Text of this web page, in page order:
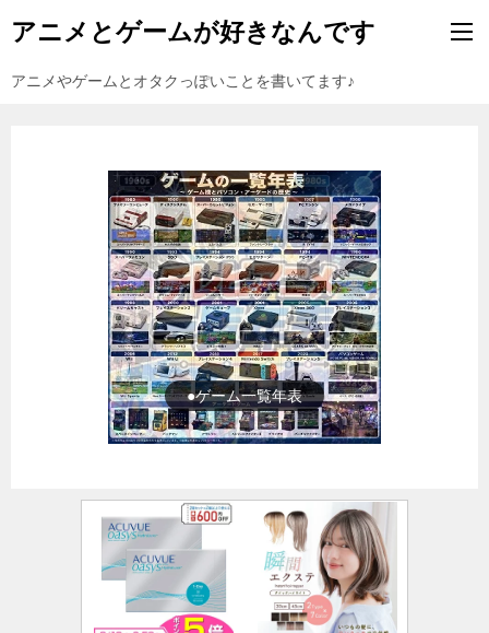
アニメとゲームが好きなんです
アニメやゲームとオタクっぽいことを書いてます♪
●ゲーム一覧年表